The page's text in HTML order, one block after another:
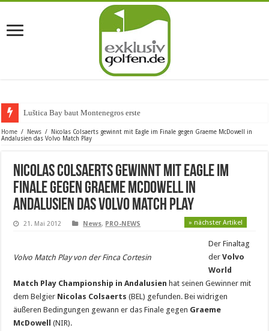
Luštica Bay baut Montenegros erste Golf-
Home / News /
Nicolas Colsaerts gewinnt mit Eagle im Finale gegen Graeme McDowell in
Andalusien das Volvo Match Play
Nicolas Colsaerts gewinnt mit Eagle im
Finale gegen Graeme McDowell in
Andalusien das Volvo Match Play
21. Mai 2012 News, PRO-NEWS » nächster Artikel
Volvo Match Play von der Finca Cortesin
Der Finaltag
derVolvo
World
Match Play Championship in Andalusien hat seinen Gewinner mit
dem Belgier Nicolas Colsaerts (BEL) gefunden. Bei widrigen
äußeren Bedingungen gewann er das Finale gegen Graeme
McDowell
(NIR).